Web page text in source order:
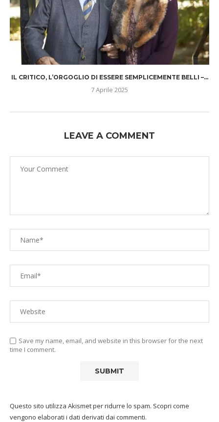
IL CRITICO, L’ORGOGLIO DI ESSERE SEMPLICEMENTE BELLI –...
7 Aprile 2025
LEAVE A COMMENT
Save my name, email, and website in this browser for the next
time I comment.
Questo sito utilizza Akismet per ridurre lo spam. Scopri come
vengono elaborati i dati derivati dai commenti.